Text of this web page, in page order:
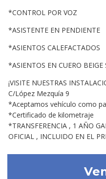
*CONTROL POR VOZ
*ASISTENTE EN PENDIENTE
*ASIENTOS CALEFACTADOS
*ASIENTOS EN CUERO BEIGE
¡VISITE NUESTRAS
C/López Mezquía 9
*Aceptamos vehículo como
*Certificado de kilometraje
*TRANSFERENCIA , 1 AÑO
OFICIAL , INCLUIDO EN EL